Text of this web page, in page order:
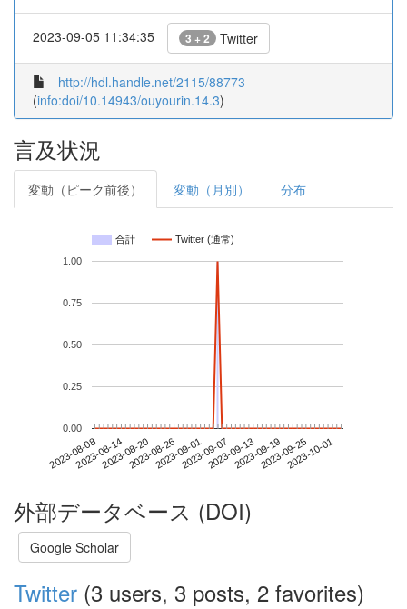
2023-09-05 11:34:35 3 + 2 Twitter
http://hdl.handle.net/2115/88773
(info:doi/10.14943/ouyourin.14.3)
言及状況
変動（ピーク前後） 変動（月別） 分布
合計 Twitter (通常)
2023-08-082023-08-142023-08-202023-08-262023-09-012023-09-072023-09-132023-09-192023-09-252023-10-01
0.00
0.25
0.50
0.75
1.00
外部データベース (DOI)
Google Scholar
Twitter (3 users, 3 posts, 2 favorites)